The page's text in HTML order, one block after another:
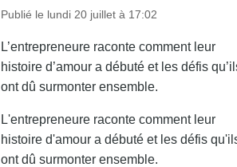
Publié le lundi 20 juillet à 17:02
L’entrepreneure raconte comment leur
histoire d’amour a débuté et les défis
ont dû surmonter ensemble.
L'entrepreneure raconte comment leur
histoire d'amour a débuté et les défis
ont dû surmonter ensemble.